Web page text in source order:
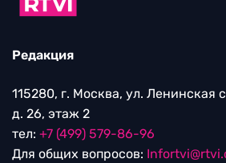
Редакция
115280, г. Москва, ул. Ленинская
д. 26, этаж 2
тел: +7 (499) 579-86-96
Для общих вопросов: